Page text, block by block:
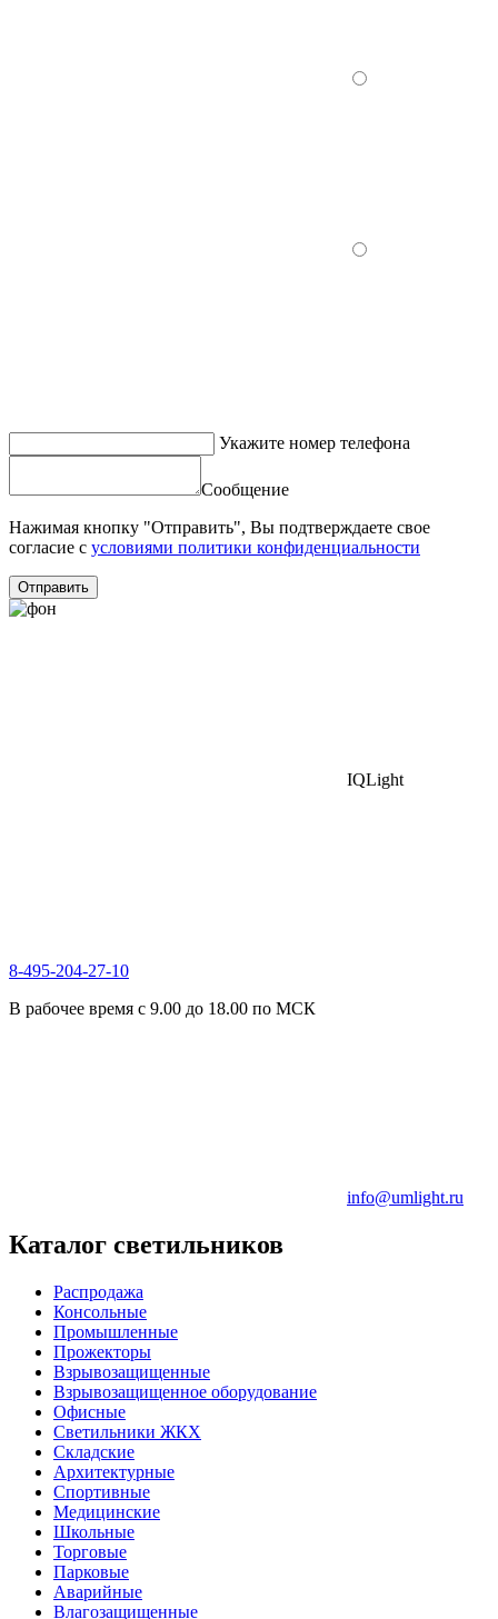
Укажите номер телефона
Сообщение
Нажимая кнопку "Отправить", Вы подтверждаете свое
согласие с условиями политики конфиденциальности
Отправить
IQLight
8-495-204-27-10
В рабочее время с 9.00 до 18.00 по МСК
info@umlight.ru
Каталог светильников
Распродажа
Консольные
Промышленные
Прожекторы
Взрывозащищенные
Взрывозащищенное оборудование
Офисные
Cветильники ЖКХ
Складские
Архитектурные
Спортивные
Медицинские
Школьные
Торговые
Парковые
Аварийные
Влагозащищенные